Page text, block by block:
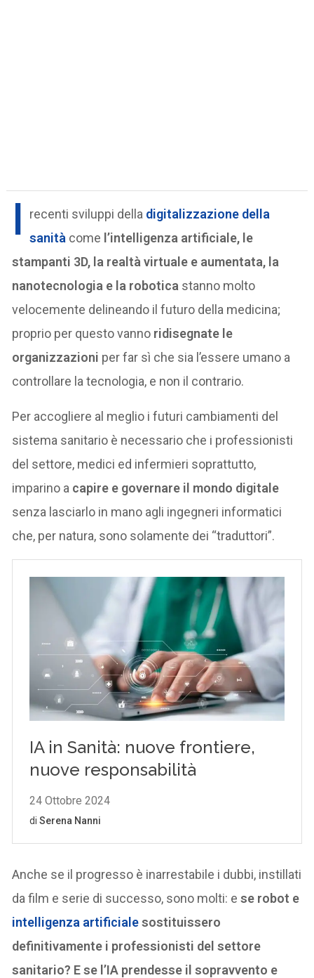
I recenti sviluppi della digitalizzazione della
sanità come l’intelligenza artificiale, le
stampanti 3D, la realtà virtuale e aumentata, la
nanotecnologia e la robotica stanno molto
velocemente delineando il futuro della medicina;
proprio per questo vanno ridisegnate le
organizzazioni per far sì che sia l’essere umano a
controllare la tecnologia, e non il contrario.
Per accogliere al meglio i futuri cambiamenti del
sistema sanitario è necessario che i professionisti
del settore, medici ed infermieri soprattutto,
imparino a capire e governare il mondo digitale
senza lasciarlo in mano agli ingegneri informatici
che, per natura, sono solamente dei “traduttori”.
Anche se il progresso è inarrestabile i dubbi, instillati
da film e serie di successo, sono molti: ese robot e
intelligenza artificialesostituissero
definitivamente i professionisti del settore
sanitario? E se l’IA prendesse il sopravvento e